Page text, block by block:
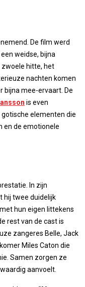
De film werd
weidse, bijna
zwoele hitte, het
nachten komen
bijna mee-ervaart. De
is even
elementen die
en de emotionele
In zijn
hij twee duidelijk
hun eigen littekens
rest van de cast is
zangeres Belle, Jack
Miles Caton die
Samen zorgen ze
aanvoelt.